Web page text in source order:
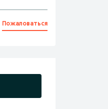
Пожаловаться